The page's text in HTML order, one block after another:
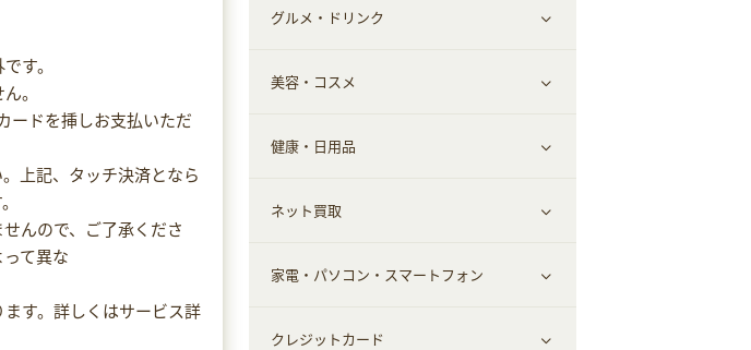
す。
。
ードを挿しお支払いただ
上記、タッチ決済となら
んので、ご了承くださ
て異な
す。詳しくはサービス詳
総合通販
すべて見る
ファッション
インナー・下着
スーツ・フォーマル
グルメ・ドリンク
すべて見る
グルメ
お酒
食材宅配
ウォーターサーバー
美容・コスメ
すべて見る
ヘアケア
エステ・サロン
メンズ美容
健康・日用品
すべて見る
スポーツ・フィットネス
日用品・薬局・からだ
ネット買取
すべて見る
ネット買取
家電・パソコン・スマートフォン
すべて見る
クレジットカード